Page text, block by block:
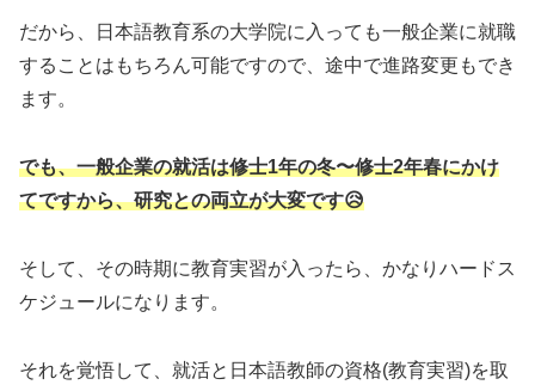
だから、日本語教育系の大学院に入っても一般企業に就職
することはもちろん可能ですので、途中で進路変更もでき
ます。
でも、一般企業の就活は修士1年の冬〜修士2年春にかけ
てですから、研究との両立が大変です😥
そして、その時期に教育実習が入ったら、かなりハードス
ケジュールになります。
それを覚悟して、就活と日本語教師の資格(教育実習)を取